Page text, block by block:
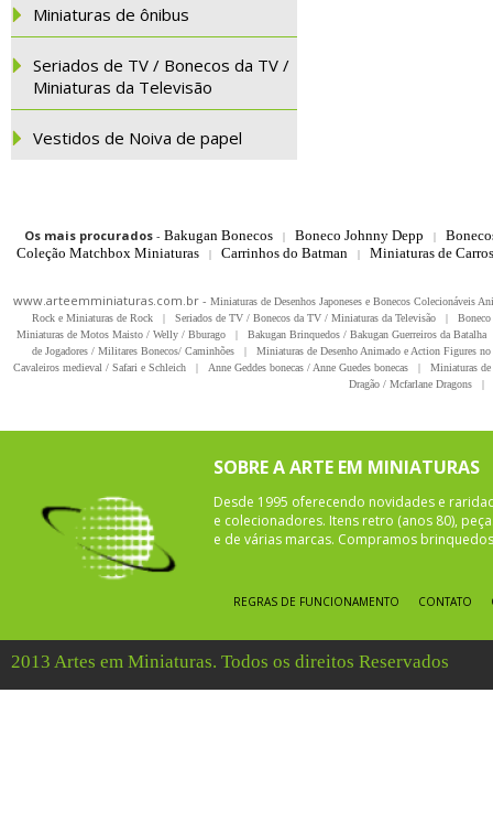
Miniaturas de ônibus
Seriados de TV / Bonecos da TV /
Miniaturas da Televisão
Vestidos de Noiva de papel
Os mais procurados- Bakugan Bonecos | Boneco Johnny Depp |
Coleção Matchbox Miniaturas
| Carrinhos do Batman | Miniaturas de
www.arteemminiaturas.com.br - Miniaturas de Desenhos Japoneses e Bonecos Colecionáveis
Rock e Miniaturas de Rock
| Seriados de TV / Bonecos da TV / Miniaturas da Televisão |
Miniaturas de Motos Maisto / Welly / Bburago
| Bakugan Brinquedos / Bakugan Guerreiros da Batalha
de Jogadores / Militares Bonecos/ Caminhões
|
Miniaturas de Desenho Animado e Action Figures
Cavaleiros medieval / Safari e Schleich
| Anne Geddes bonecas / Anne Guedes bonecas |
Miniaturas
Dragão / Mcfarlane Dragons
|
SOBRE A ARTE EM MINIATURAS
Desde 1995 oferecendo novidades e
e colecionadores. Itens retro (anos 80),
e de várias marcas. Compramos
REGRAS DE FUNCIONAMENTO CONTATO
2013 Artes em Miniaturas. Todos os direitos Reservados